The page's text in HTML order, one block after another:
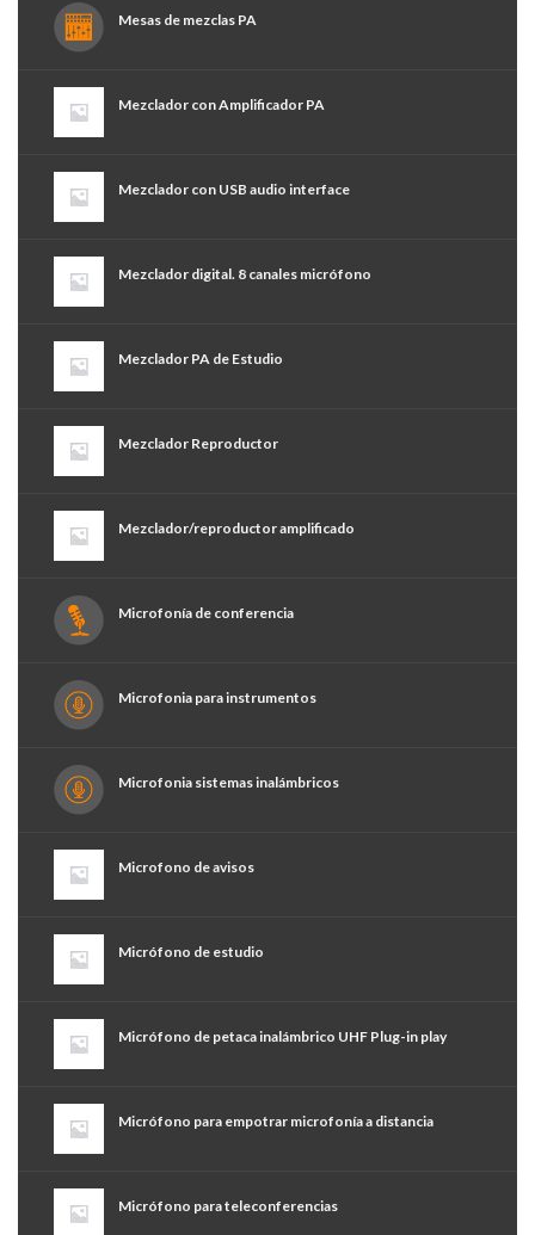
Mesas de mezclas PA
Mezclador con Amplificador PA
Mezclador con USB audio interface
Mezclador digital. 8 canales micrófono
Mezclador PA de Estudio
Mezclador Reproductor
Mezclador/reproductor amplificado
Microfonía de conferencia
Microfonia para instrumentos
Microfonia sistemas inalámbricos
Microfono de avisos
Micrófono de estudio
Micrófono de petaca inalámbrico UHF Plug-in play
Micrófono para empotrar microfonía a distancia
Micrófono para teleconferencias